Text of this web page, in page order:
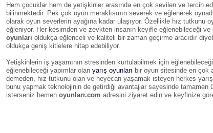
Hem çocuklar hem de yetişkinler arasında en çok sevilen ve tercih
bilinmektedir. Pek çok oyun meraklısının severek ve eğlenerek
olarak oyun severlerin ayağına kadar ulaşıyor. Özellikle hız tutkunu
eğleniyor. Her kesimden ve zevkten insanın keyifle eğlenebileceği
oyunları oldukça eğlenceli ve kaliteli bir zaman geçirme aracıdır
oldukça geniş kitlelere hitap edebiliyor.
Yetişkinlerin iş yaşamının stresinden kurtulabilmek için
eğlenebileceği yapımlar olan yarış oyunları bir oyun sitesinde en çok
demeden, hız tutkunu olan ve heyecan yaşamak isteyen herkes
bunu yapmak teknolojinin de getirdiği avantajlar sayesinde tamamen
isterseniz hemen oyunlarr.com adresini ziyaret edin ve keyfinize